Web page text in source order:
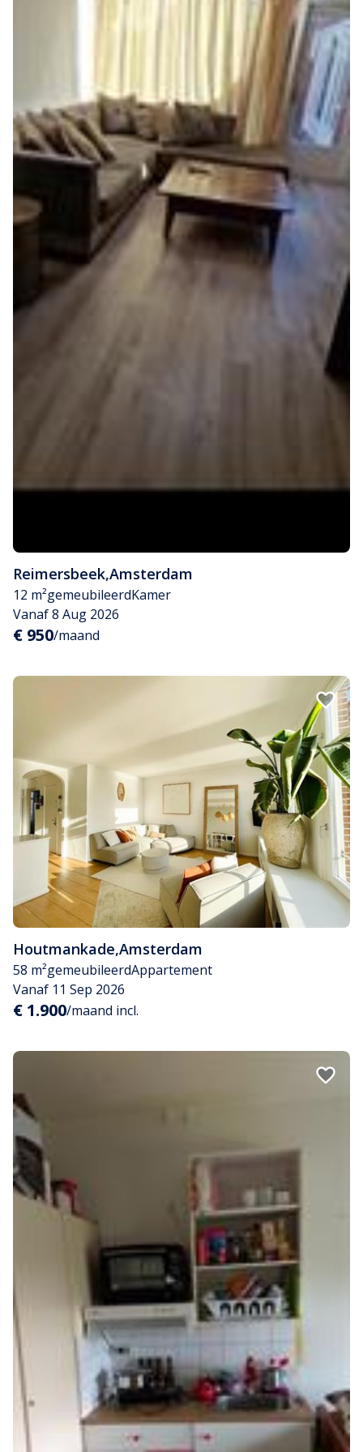
Reimersbeek,Amsterdam
12 m²gemeubileerdKamer
Vanaf 8 Aug 2026
€ 950/maand
Houtmankade,Amsterdam
58 m²gemeubileerdAppartement
Vanaf 11 Sep 2026
€ 1.900/maand incl.